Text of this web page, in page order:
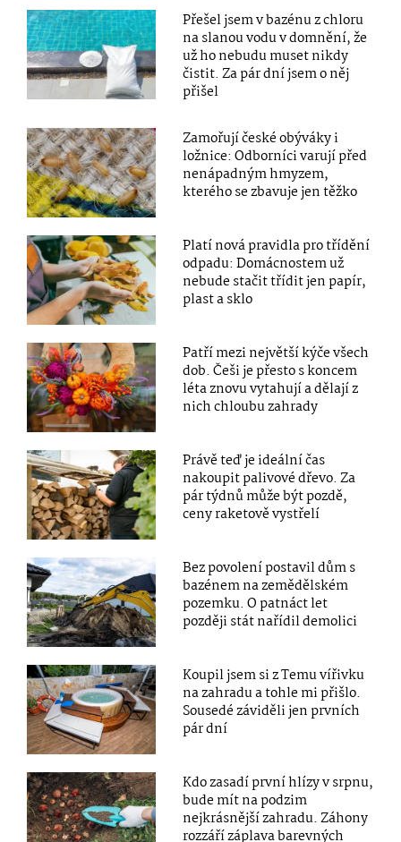
Přešel jsem v bazénu z chloru
na slanou vodu v domnění, že
už ho nebudu muset nikdy
čistit. Za pár dní jsem o něj
přišel
Zamořují české obýváky i
ložnice: Odborníci varují před
nenápadným hmyzem,
kterého se zbavuje jen těžko
Platí nová pravidla pro třídění
odpadu: Domácnostem už
nebude stačit třídit jen papír,
plast a sklo
Patří mezi největší kýče všech
dob. Češi je přesto s koncem
léta znovu vytahují a dělají z
nich chloubu zahrady
Právě teď je ideální čas
nakoupit palivové dřevo. Za
pár týdnů může být pozdě,
ceny raketově vystřelí
Bez povolení postavil dům s
bazénem na zemědělském
pozemku. O patnáct let
později stát nařídil demolici
Koupil jsem si z Temu vířivku
na zahradu a tohle mi přišlo.
Sousedé záviděli jen prvních
pár dní
Kdo zasadí první hlízy v srpnu,
bude mít na podzim
nejkrásnější zahradu. Záhony
rozzáří záplava barevných